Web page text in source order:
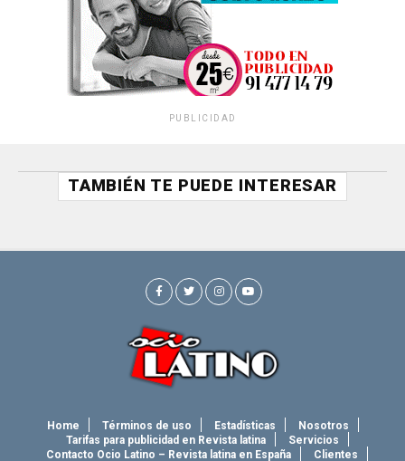
PUBLICIDAD
TAMBIÉN TE PUEDE INTERESAR
Home Términos de uso Estadísticas
Nosotros
Tarifas para publicidad en Revista latina
Servicios
Contacto Ocio Latino – Revista latina en España
Clientes